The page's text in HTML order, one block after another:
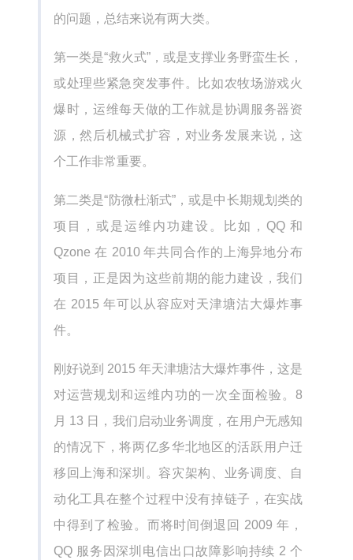
的问题，总结来说有两大类。
第一类是“救火式”，或是支撑业务野蛮生长，
或处理些紧急突发事件。比如农牧场游戏火
爆时，运维每天做的工作就是协调服务器资
源，然后机械式扩容，对业务发展来说，这
个工作非常重要。
第二类是“防微杜渐式”，或是中长期规划类的
项目，或是运维内功建设。比如，QQ 和
Qzone 在 2010 年共同合作的上海异地分布
项目，正是因为这些前期的能力建设，我们
在 2015 年可以从容应对天津塘沽大爆炸事
件。
刚好说到 2015 年天津塘沽大爆炸事件，这是
对运营规划和运维内功的一次全面检验。8
月 13 日，我们启动业务调度，在用户无感知
的情况下，将两亿多华北地区的活跃用户迁
移回上海和深圳。容灾架构、业务调度、自
动化工具在整个过程中没有掉链子，在实战
中得到了检验。而将时间倒退回 2009 年，
QQ 服务因深圳电信出口故障影响持续 2 个